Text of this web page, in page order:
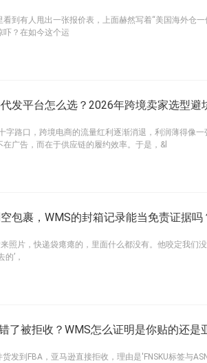
看到有人甩出一张报价表，上面赫然写着“美国海外仓
吓？在如今这个运
发平台怎么选？2026年跨境卖家选型避
字路口，跨境电商的流量红利逐渐消退，利润薄得像
在广告，而在于供应链的履约效率。于是，&l
包裹，WMS的封箱记录能当免责证据吗
照片，快递袋瘪瘪的，里面什么都没有。他咬定我们
’，
了被拒收？WMS怎么证明是你贴的还是
发到FBA，亚马逊直接拒收，理由是'FNSKU标签与